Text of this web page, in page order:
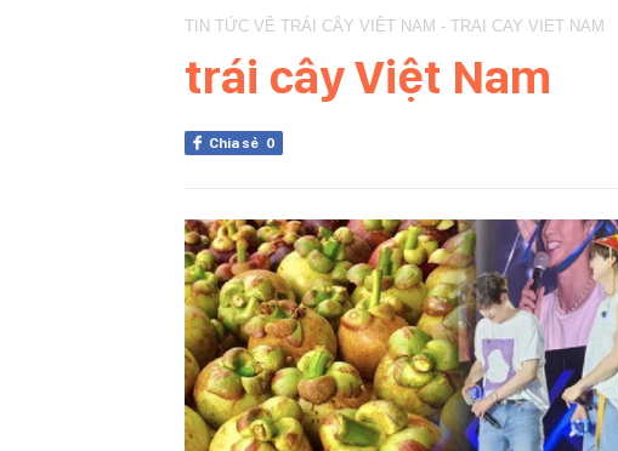
TIN TỨC VỀ TRÁI CÂY VIỆT NAM - TRAI CAY VIET NAM
trái cây Việt Nam
Chia sẻ 0